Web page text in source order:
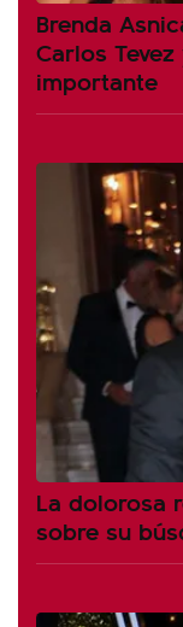
Brenda
Carlos
importante
La dolorosa
sobre su